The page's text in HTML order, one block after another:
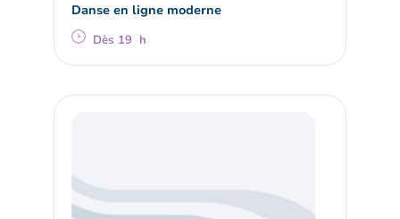
Danse en ligne moderne
Dès 19 h